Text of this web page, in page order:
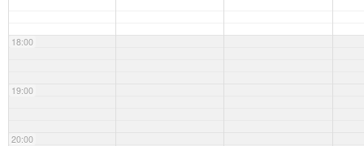
18:00
19:00
20:00